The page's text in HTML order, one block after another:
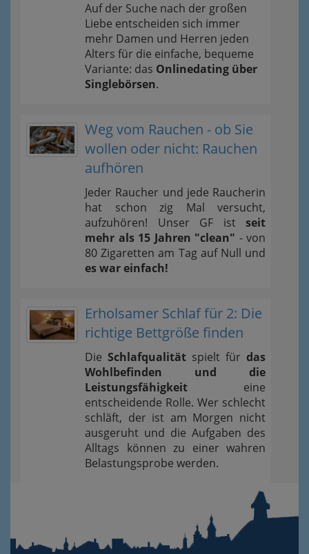
Auf der Suche nach der großen
Liebe entscheiden sich immer
mehr Damen und Herren jeden
Alters für die einfache, bequeme
Variante: das Onlinedating über
Singlebörsen.
Weg vom Rauchen - ob Sie
wollen oder nicht: Rauchen
aufhören
Jeder Raucher und jede Raucherin
hat schon zig Mal versucht,
aufzuhören! Unser GF ist seit
mehr als 15 Jahren "clean" - von
80 Zigaretten am Tag auf Null und
es war einfach!
Erholsamer Schlaf für 2: Die
richtige Bettgröße finden
Die Schlafqualität spielt für das
Wohlbefinden und die
Leistungsfähigkeit eine
entscheidende Rolle. Wer schlecht
schläft, der ist am Morgen nicht
ausgeruht und die Aufgaben des
Alltags können zu einer wahren
Belastungsprobe werden.